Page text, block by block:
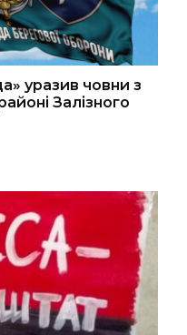
уразив човни з
Залізного